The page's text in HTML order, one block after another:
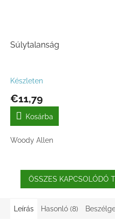
Súlytalanság
Készleten
€11,79
Kosárba
Woody Allen
ÖSSZES KAPCSOLÓDÓ
Leírás Hasonló (8)